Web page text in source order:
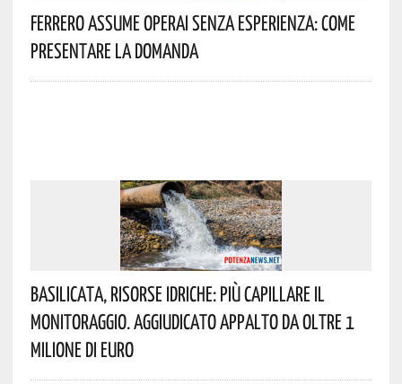
Ferrero Assume Operai Senza Esperienza: Come
Presentare La Domanda
Basilicata, Risorse Idriche: Più Capillare Il
Monitoraggio. Aggiudicato Appalto Da Oltre 1
Milione Di Euro